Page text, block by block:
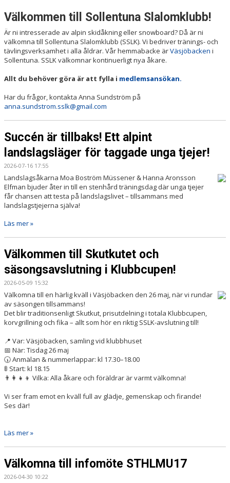
Välkommen till Sollentuna Slalomklubb!
Är ni intresserade av alpin skidåkning eller snowboard? Då är ni
välkomna till Sollentuna Slalomklubb (SSLK). Vi bedriver tränings- och
tävlingsverksamhet i alla åldrar. Vår hemmabacke ärVäsjöbacken i
Sollentuna. SSLK välkomnar kontinuerligt nya åkare.
Allt du behöver göra är att fylla i medlemsansökan.
Har du frågor, kontakta Anna Sundström på
anna.sundstrom.sslk@gmail.com
Succén är tillbaks! Ett alpint
landslagsläger för taggade unga tjejer!
2026-07-16 17:55
Landslagsåkarna Moa Boström Müssener & Hanna Aronsson
Elfman bjuder åter in till en stenhård träningsdag där unga tjejer
får chansen att testa på landslagslivet – tillsammans med
landslagstjejerna själva!
Läs mer »
Välkommen till Skutkutet och
säsongsavslutning i Klubbcupen!
2026-05-09 15:32
Välkomna till en härlig kväll i Väsjöbacken den 26 maj, när vi rundar
av säsongen tillsammans!
Det blir traditionsenligt Skutkut, prisutdelning i totala Klubbcupen,
korvgrillning och fika – allt som hör en riktig SSLK-avslutning till!
📍 Var: Väsjöbacken, samling vid klubbhuset
📅 När: Tisdag 26 maj
🕠 Anmälan & nummerlappar: kl 17.30–18.00
🚦 Start: kl 18.15
👨‍👩‍👧‍👦 Vilka: Alla åkare och föräldrar är varmt välkomna!
Vi ser fram emot en kväll full av glädje, gemenskap och firande!
Ses där!
Läs mer »
Välkomna till infomöte STHLMU17
2026-04-30 10:22